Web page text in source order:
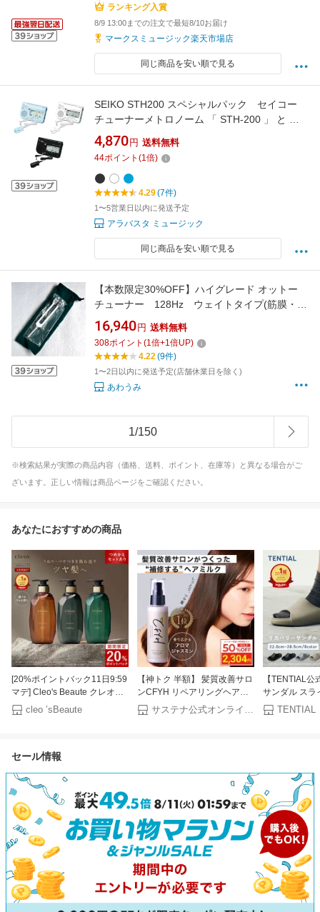
ランキング入賞
8/9 13:00までの注文で最短8/10お届け
マークスミュージック楽天市場店
同じ商品を安い順で見る
SEIKO STH200 スペシャルパック セイコー
チューナーメトロノーム 「 STH-200 」 と ピ
ックアップマイク 「STM30 」のセット販
売！ STH200BLSP STH200WHSP
STH200BKSP
4,870 円 送料無料
44ポイント (1倍)
4.29(7件)
1〜5営業日以内に発送予定
アラバスタ ミュージック
同じ商品を安い順で見る
【本数限定30%OFF】ハイグレード オットー
チューナー 128Hz ウェイトタイプ(筋膜・フ
ァシア リリース）
16,940 円 送料無料
308ポイント (1倍+1倍UP)
4.22(9件)
1〜2日以内に発送予定(店舗休業日を除く)
あわうみ
1/150
※検索結果が実際の商品内容（価格、送料、ポイント、在庫等）と異なる場合がご
ざいます。正しい情報は商品ページをご確認ください。
あなたにおすすめの商品
[20%ポイントバック11日9:59
マデ] Cleo's Beaute クレオズ
ボーテ エクストラモイストシ
ャンプー・リペアトリートメ
アミノ酸 ブリーチ しっとり
cleo ’sBeaute
【神トク 半額】 髪質改善サロ
ンCFYH リペアリングヘアミ
ルク 100g 美容室専売 縮毛矯
正 サロン専売品 アロマジャス
サステナ公式オンラインストア
【TENTIAL
サンダル スラ
サンダル メン
ユニセックス
M L XL プレ
TENTIAL
セール情報